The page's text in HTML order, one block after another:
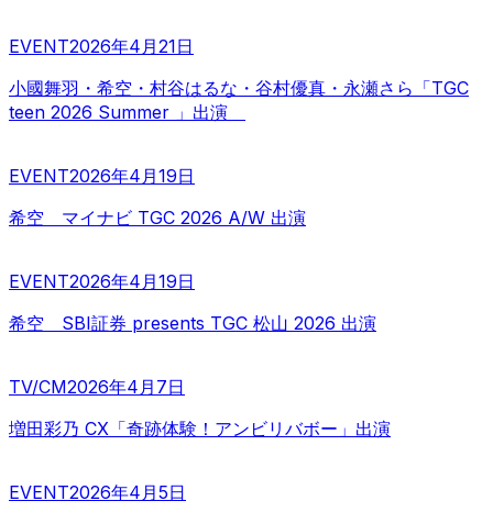
EVENT2026年4月21日
小國舞羽・希空・村谷はるな・谷村優真・永瀬さら「TGC
teen 2026 Summer 」出演
EVENT2026年4月19日
希空 マイナビ TGC 2026 A/W 出演
EVENT2026年4月19日
希空 SBI証券 presents TGC 松山 2026 出演
TV/CM2026年4月7日
増田彩乃 CX「奇跡体験！アンビリバボー」出演
EVENT2026年4月5日